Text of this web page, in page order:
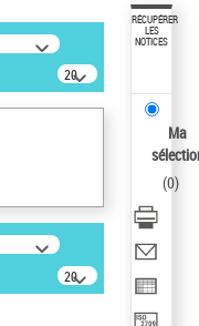
20
résultats/page
20
résultats/page
RÉCUPÉRER
LES
NOTICES
Ma
(0)